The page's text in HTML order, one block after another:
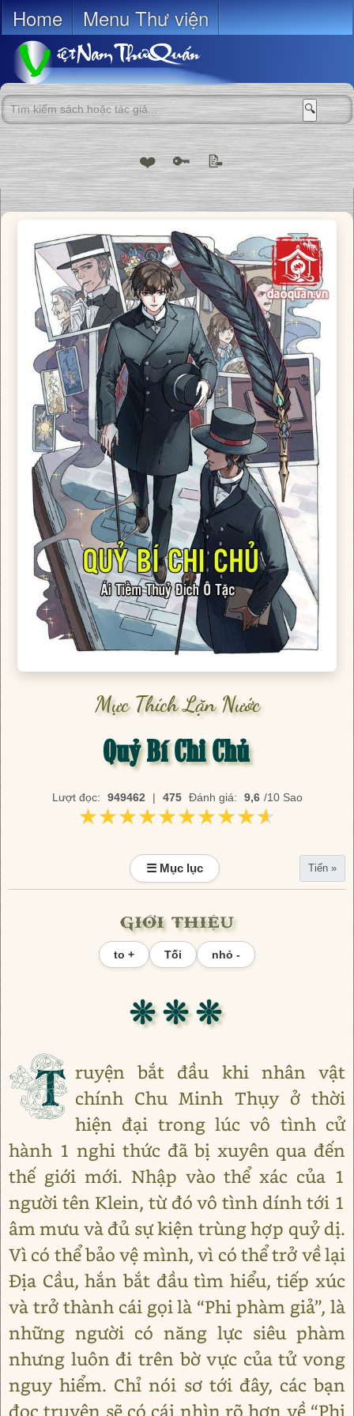
Home Menu Thư viện
🔍
❤️ 🔑 📝
Mực Thích Lặn Nước
Quỷ Bí Chi Chủ
Lượt đọc: 949462 | 475 Đánh giá: 9,6 /10 Sao
★★★★★★★★★★
★★★★★★★★★★
☰ Mục lục Tiến »
giới thiệu
to + Tối nhỏ -
❊ ❊ ❊
T ruyện bắt đầu khi nhân vật
chính Chu Minh Thụy ở thời
hiện đại trong lúc vô tình cử
hành 1 nghi thức đã bị xuyên qua đến
thế giới mới. Nhập vào thể xác của 1
người tên Klein, từ đó vô tình dính tới 1
âm mưu và đủ sự kiện trùng hợp quỷ dị.
Vì có thể bảo vệ mình, vì có thể trở về lại
Địa Cầu, hắn bắt đầu tìm hiểu, tiếp xúc
và trở thành cái gọi là “Phi phàm giả”, là
những người có năng lực siêu phàm
nhưng luôn đi trên bờ vực của tử vong
nguy hiểm. Chỉ nói sơ tới đây, các bạn
đọc truyện sẽ có cái nhìn rõ hơn về “Phi